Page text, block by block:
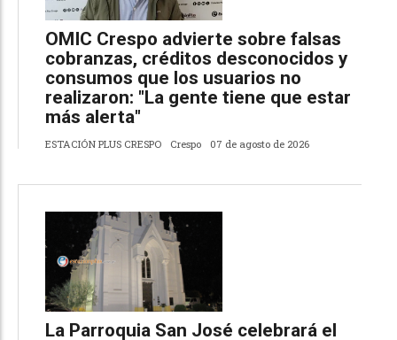
OMIC Crespo advierte sobre falsas
cobranzas, créditos desconocidos y
consumos que los usuarios no
realizaron: "La gente tiene que estar
más alerta"
ESTACIÓN PLUS CRESPO Crespo 07 de agosto de 2026
La Parroquia San José celebrará el